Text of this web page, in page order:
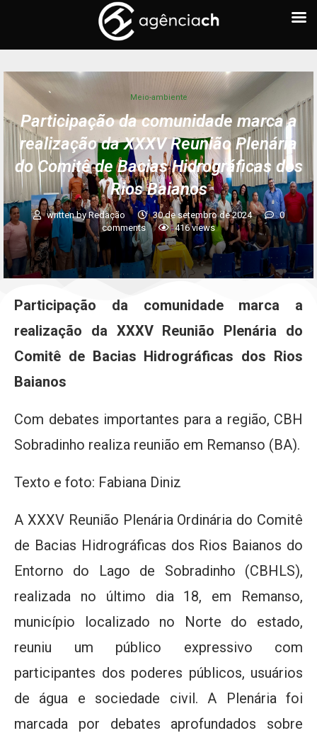
Meio-ambiente
Participação da comunidade marca a
realização da XXXV Reunião Plenária
do Comitê de Bacias Hidrográficas dos
Rios Baianos
written byRedação 30 de setembro de 2024
0
comments
416views
Participação da comunidade marca a
realização da XXXV Reunião Plenária do
Comitê de Bacias Hidrográficas dos Rios
Baianos
Com debates importantes para a região, CBH
Sobradinho realiza reunião em Remanso (BA).
Texto e foto: Fabiana Diniz
A XXXV Reunião Plenária Ordinária do Comitê
de Bacias Hidrográficas dos Rios Baianos do
Entorno do Lago de Sobradinho (CBHLS),
realizada no último dia 18, em Remanso,
município localizado no Norte do estado,
reuniu um público expressivo com
participantes dos poderes públicos, usuários
de água e sociedade civil. A Plenária foi
marcada por debates aprofundados sobre